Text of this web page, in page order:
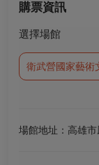
購票資訊
選擇場館
衛武營國家藝術
場館地址：高雄